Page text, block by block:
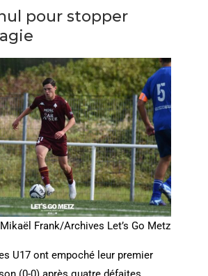
pour stopper
Frank/Archives Let’s Go Metz
U17 ont empoché leur premier